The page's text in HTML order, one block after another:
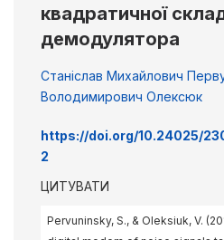
квадратичної
демодулятора
Станіслав Михайлович
Володимирович Олексюк
https://doi.org/10.24025/
2
ЦИТУВАТИ
Pervuninsky, S., & Oleksiuk, V.